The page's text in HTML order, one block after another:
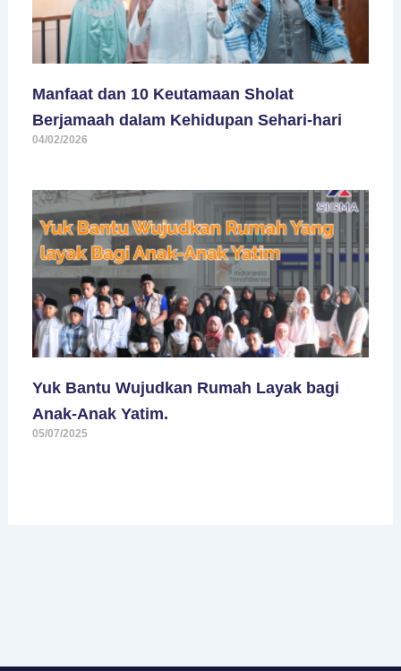
Manfaat dan 10 Keutamaan Sholat
Berjamaah dalam Kehidupan Sehari-hari
04/02/2026
Yuk Bantu Wujudkan Rumah Layak bagi
Anak-Anak Yatim.
05/07/2025